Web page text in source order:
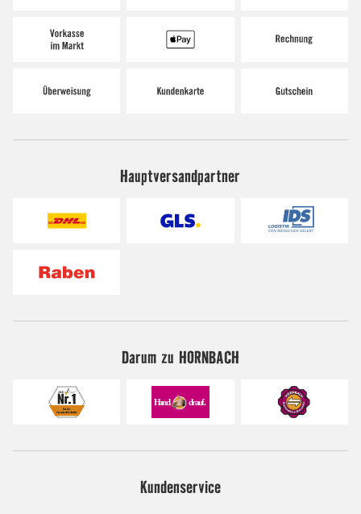
Hauptversandpartner
Darum zu HORNBACH
Kundenservice